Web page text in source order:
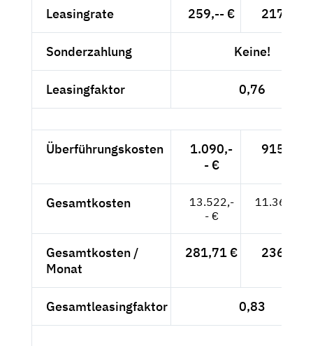
Leasingrate 259,-- € 217,65 €
Sonderzahlung Keine!
Leasingfaktor 0,76
Überführungskosten
1.090,-
- €
915,97 €
Gesamtkosten
13.522,-
- €
11.363,03
Gesamtkosten /
Monat
281,71 € 236,73 €
Gesamtleasingfaktor 0,83